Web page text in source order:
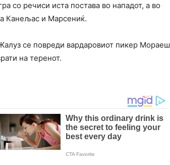
со речиси иста постава во нападот, а во
Канељас и Марсениќ.
се повреди вардаровиот пикер Мораеш
на теренот.